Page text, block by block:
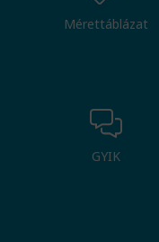
Mérettáblázat
GYIK